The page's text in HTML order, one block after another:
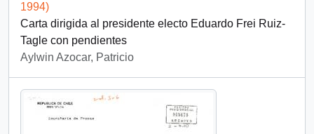
1994)
Carta dirigida al presidente electo Eduardo Frei Ruiz-
Tagle con pendientes
Aylwin Azocar, Patricio